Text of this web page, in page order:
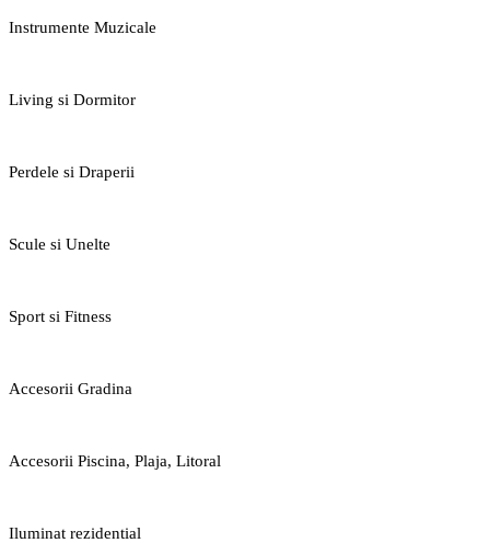
Instrumente Muzicale
Living si Dormitor
Perdele si Draperii
Scule si Unelte
Sport si Fitness
Accesorii Gradina
Accesorii Piscina, Plaja, Litoral
Iluminat rezidential